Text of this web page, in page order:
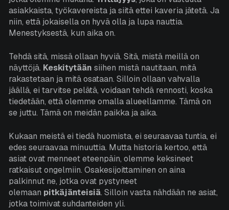
asiakkaista, työkavereista ja siitä ettei kaveria jätetä. Ja
niin, että jokaisella on hyvä olla ja lupa nauttia.
Menestyksestä, kun aika on.
Tehdä sitä, missä ollaan hyviä. Sitä, mistä meillä on
näyttöjä. Keskitytäänsiihen mistä nautitaan, mitä
rakastetaan ja mitä osataan. Silloin ollaan vahvalla
jäällä, ei tarvitse pelätä, voidaan tehdä rennosti, koska
tiedetään, että olemme omalla alueellamme. Tämä on
se juttu. Tämä on meidän paikka ja aika.
Kukaan meistä ei tiedä huomista, ei seuraavaa tuntia, ei
edes seuraavaa minuuttia. Mutta historia kertoo, että
asiat ovat menneet eteenpäin, olemme keksineet
ratkaisut ongelmiin. Osakesijoittaminen on aina
palkinnut ne, jotka ovat pystyneet
olemaan pitkäjänteisiä. Silloin vasta nähdään ne asiat,
jotka toimivat suhdanteiden yli.